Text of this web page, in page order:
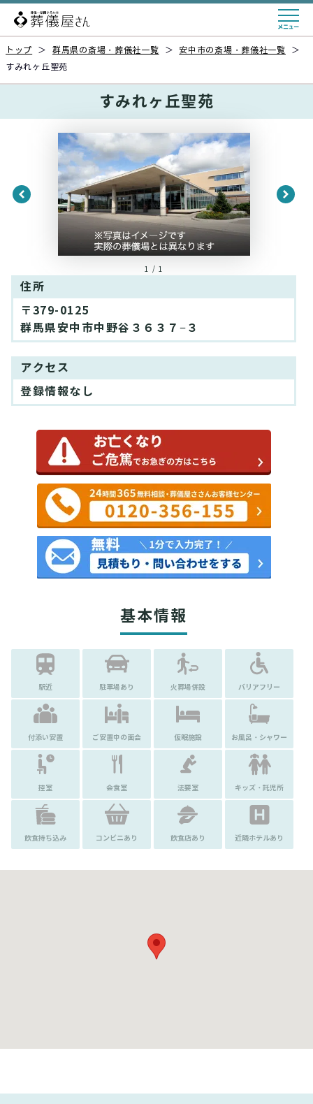
トップ ＞ 群馬県の斎場・葬儀社一覧 ＞ 安中市の斎場・葬儀社一覧
＞
すみれヶ丘聖苑
すみれヶ丘聖苑
1 / 1
住所
〒379-0125
群馬県安中市中野谷３６３７−３
アクセス
登録情報なし
基本情報
駅近 駐車場あり 火葬場併設 バリアフリー
付添い安置 ご安置中の面会 仮眠施設 お風呂・シャワー
控室 会食室 法要室 キッズ・託児所
飲食持ち込み コンビニあり 飲食店あり 近隣ホテルあり